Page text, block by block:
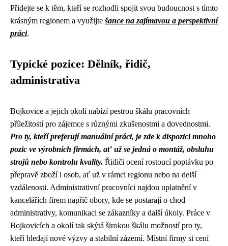
Přidejte se k těm, kteří se rozhodli spojit svou budoucnost s tímto
krásným regionem a využijte šance na zajímavou a perspektivní
práci.
Typické pozice: Dělník, řidič,
administrativa
Bojkovice a jejich okolí nabízí pestrou škálu pracovních
příležitostí pro zájemce s různými zkušenostmi a dovednostmi.
Pro ty, kteří preferují manuální práci, je zde k dispozici mnoho
pozic ve výrobních firmách, ať už se jedná o montáž, obsluhu
strojů nebo kontrolu kvality. Řidiči ocení rostoucí poptávku po
přepravě zboží i osob, ať už v rámci regionu nebo na delší
vzdálenosti. Administrativní pracovníci najdou uplatnění v
kancelářích firem napříč obory, kde se postarají o chod
administrativy, komunikaci se zákazníky a další úkoly. Práce v
Bojkovicích a okolí tak skýtá širokou škálu možností pro ty,
kteří hledají nové výzvy a stabilní zázemí. Místní firmy si cení